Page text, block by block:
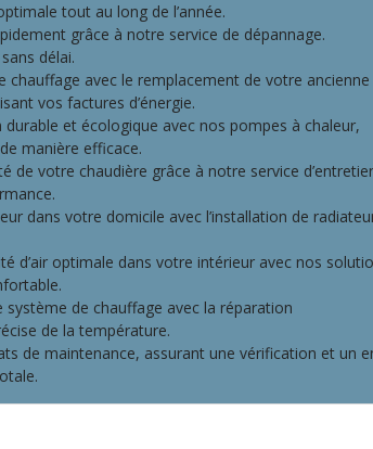
tout au long de l’année.
grâce à notre service de dépannage.
délai.
chauffage avec le remplacement de votre ancienne
vos factures d’énergie.
et écologique avec nos pompes à chaleur,
manière efficace.
de votre chaudière grâce à notre service
dans votre domicile avec l’installation de
d’air optimale dans votre intérieur avec nos
de chauffage avec la réparation
de la température.
de maintenance, assurant une vérification et un